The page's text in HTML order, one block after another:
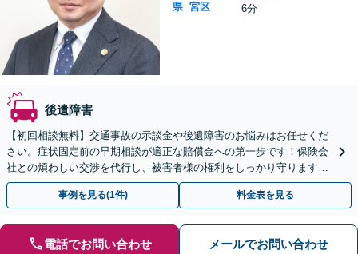
県 宮区
6分
後遺障害
【初回相談無料】交通事故の示談金や後遺障害のお悩みはお任せくだ
さい。症状固定前の早期相談が適正な賠償金への第一歩です！保険会
社との煩わしい交渉を代行し、被害者様の権利をしっかり守ります。
【メール・電話・WEB相談可】【夜間や休日相談可】
事例を見る(1件) 料金表を見る
電話でお問い合わせ メールでお問い合わせ